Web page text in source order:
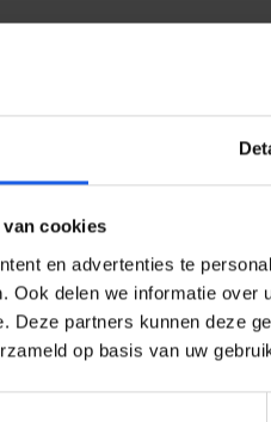
van cookies
en advertenties te
Ook delen we informatie
Deze partners kunnen deze
op basis van uw
Flip6 /
Anti-Reflecting Film